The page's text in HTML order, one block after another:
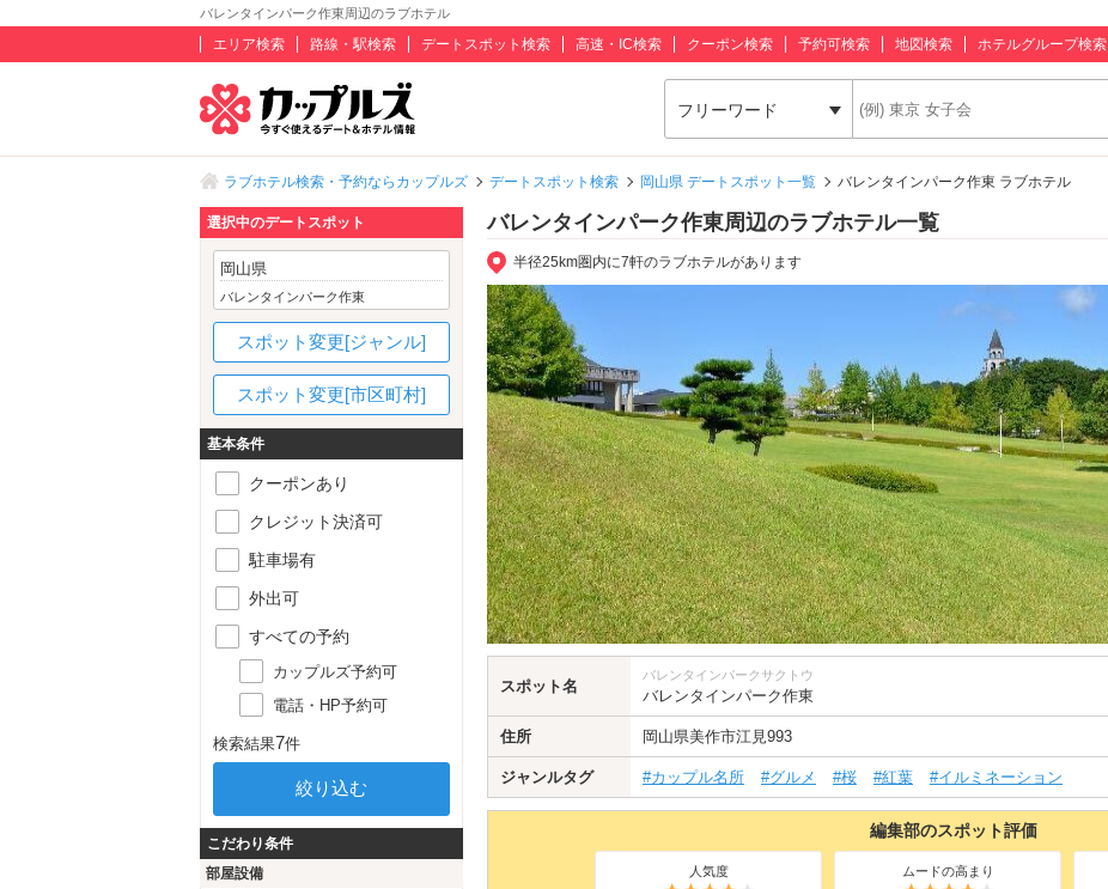
バレンタインパーク作東周辺のラブホテル
エリア検索 路線・駅検索 デートスポット検索 高速・IC検索 クーポン検索 予約可検索 地図検索 ホテルグループ検索
フリーワード
ラブホテル検索・予約ならカップルズ デートスポット検索 岡山県 デートスポット一覧 バレンタインパーク作東 ラブホテル
バレンタインパーク作東周辺のラブホテル一覧
半径25km圏内に7軒のラブホテルがあります
スポット名
バレンタインパークサクトウ
バレンタインパーク作東
住所 岡山県美作市江見993
ジャンルタグ #カップル名所 #グルメ #桜 #紅葉 #イルミネーション
編集部のスポット評価
人気度 ムードの高まり
選択中のデートスポット
岡山県
バレンタインパーク作東
スポット変更[ジャンル]
スポット変更[市区町村]
基本条件
クーポンあり
クレジット決済可
駐車場有
外出可
すべての予約
カップルズ予約可
電話・HP予約可
検索結果7件
こだわり条件
部屋設備